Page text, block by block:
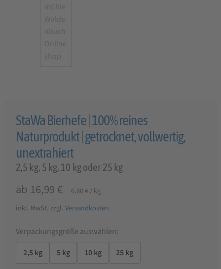
StaWa Bierhefe | 100% reines
Naturprodukt | getrocknet, vollwertig,
unextrahiert
2,5 kg, 5 kg, 10 kg oder 25 kg
ab 16,99 € 6,80 €/kg
inkl. MwSt. zzgl. Versandkosten
Verpackungsgröße auswählen:
2,5 kg
5 kg 10 kg 25 kg